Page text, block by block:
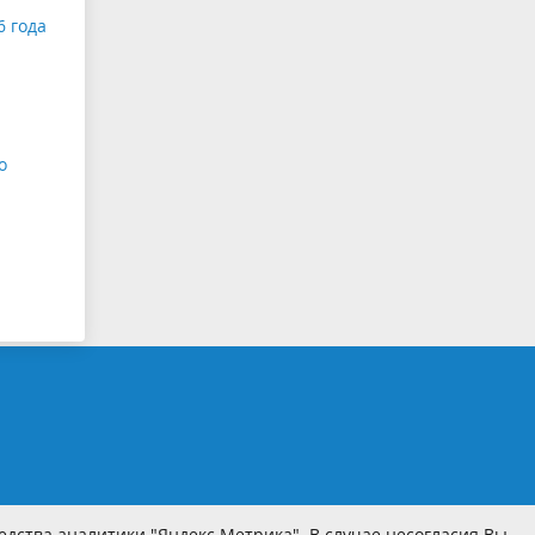
года